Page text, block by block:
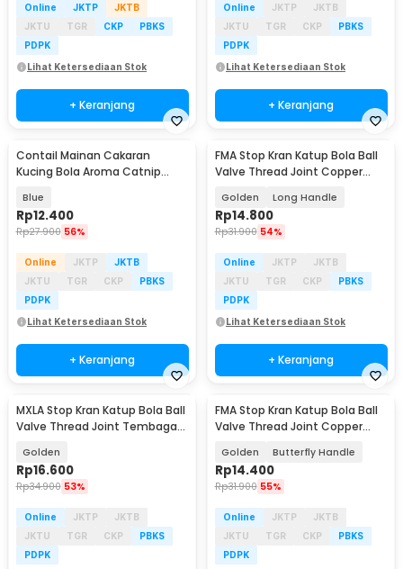
Online JKTP
JKTB
JKTU
TGR CKP
PBKS
PDPK
Lihat Ketersediaan Stok
+ Keranjang
Online JKTP
JKTB
JKTU
TGR CKP
PBKS
PDPK
Lihat Ketersediaan Stok
+ Keranjang
Contail Mainan Cakaran
Kucing Bola Aroma Catnip
Blue
Rp12.400
Rp27.900 56%
Online JKTP
JKTB
JKTU
TGR CKP
PBKS
PDPK
Lihat Ketersediaan Stok
+ Keranjang
FMA Stop Kran Katup Bola Ball
Valve Thread Joint Copper
Golden Long Handle
Rp14.800
Rp31.900 54%
Online JKTP
JKTB
JKTU
TGR CKP
PBKS
PDPK
Lihat Ketersediaan Stok
+ Keranjang
MXLA Stop Kran Katup Bola Ball
Valve Thread Joint Tembaga
Golden
Rp16.600
Rp34.900 53%
Online JKTP
JKTB
JKTU
TGR CKP
PBKS
PDPK
FMA Stop Kran Katup Bola Ball
Valve Thread Joint Copper
Golden Butterfly Handle
Rp14.400
Rp31.900 55%
Online JKTP
JKTB
JKTU
TGR CKP
PBKS
PDPK